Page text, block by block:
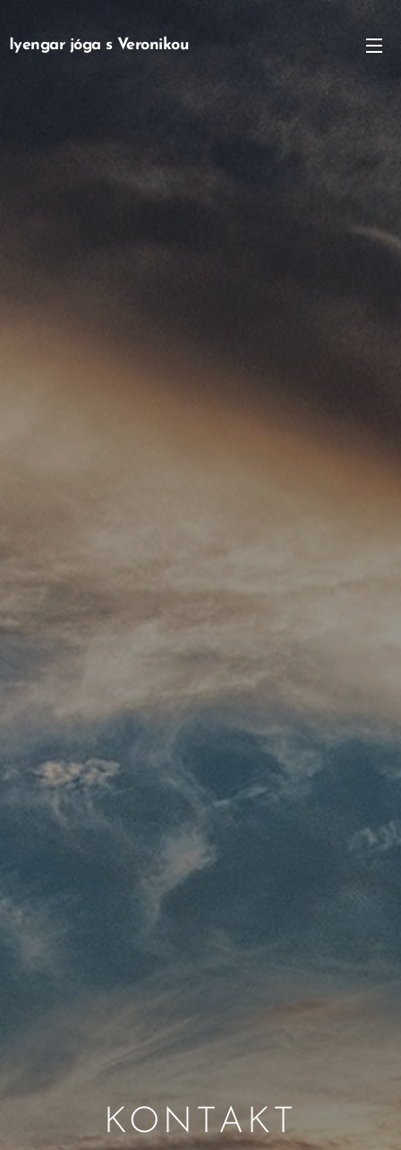
Iyengar jóga s Veronikou
KONTAKT